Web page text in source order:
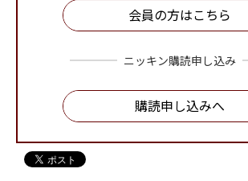
会員の方はこちら
ニッキン購読申し込み
購読申し込みへ